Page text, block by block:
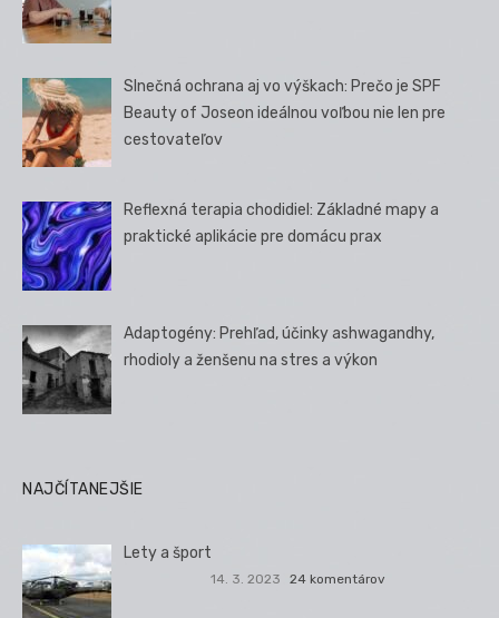
Slnečná ochrana aj vo výškach: Prečo je SPF
Beauty of Joseon ideálnou voľbou nie len pre
cestovateľov
Reflexná terapia chodidiel: Základné mapy a
praktické aplikácie pre domácu prax
Adaptogény: Prehľad, účinky ashwagandhy,
rhodioly a ženšenu na stres a výkon
NAJČÍTANEJŠIE
Lety a šport
14. 3. 2023 24 komentárov